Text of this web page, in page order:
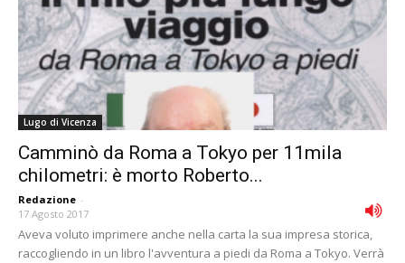
Lugo di Vicenza
Camminò da Roma a Tokyo per 11mila
chilometri: è morto Roberto...
Redazione -
17 Agosto 2017
Aveva voluto imprimere anche nella carta la sua impresa storica,
raccogliendo in un libro l'avventura a piedi da Roma a Tokyo. Verrà